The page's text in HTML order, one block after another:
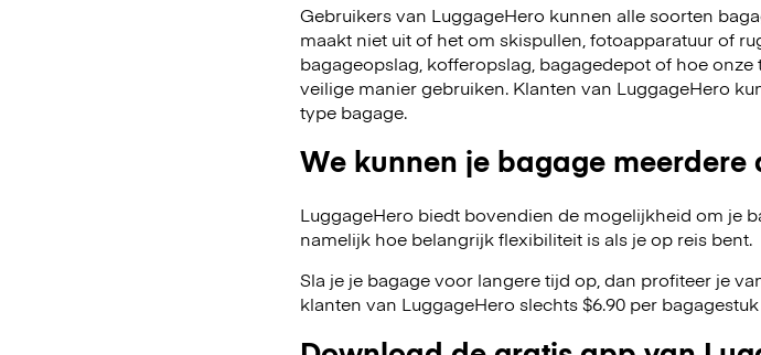
Gebruikers van LuggageHero kunnen alle soorten
maakt niet uit of het om skispullen, fotoapparatuur of
bagageopslag, kofferopslag, bagagedepot of hoe
veilige manier gebruiken. Klanten van LuggageHero
type bagage.
We kunnen je bagage meerdere
LuggageHero biedt bovendien de mogelijkheid om je
namelijk hoe belangrijk flexibiliteit is als je op reis bent.
Sla je je bagage voor langere tijd op, dan profiteer je
klanten van LuggageHero slechts $6.90 per